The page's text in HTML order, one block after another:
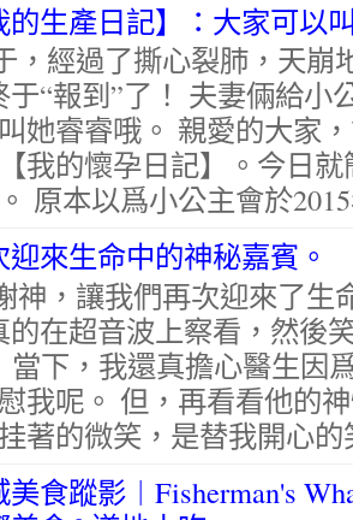
的生產日記】：大家可以
，經過了撕心裂肺，天崩
于“報到”了！ 夫妻倆給小
她睿睿哦。 親愛的大家
我的懷孕日記】。今日
原本以爲小公主會於
迎來生命中的神秘嘉賓。
神，讓我們再次迎來了生
的在超音波上察看，然後
當下，我還真擔心醫生因
我呢。 但，再看看他的
著的微笑，是替我開心的
美食蹤影︱Fisherman's